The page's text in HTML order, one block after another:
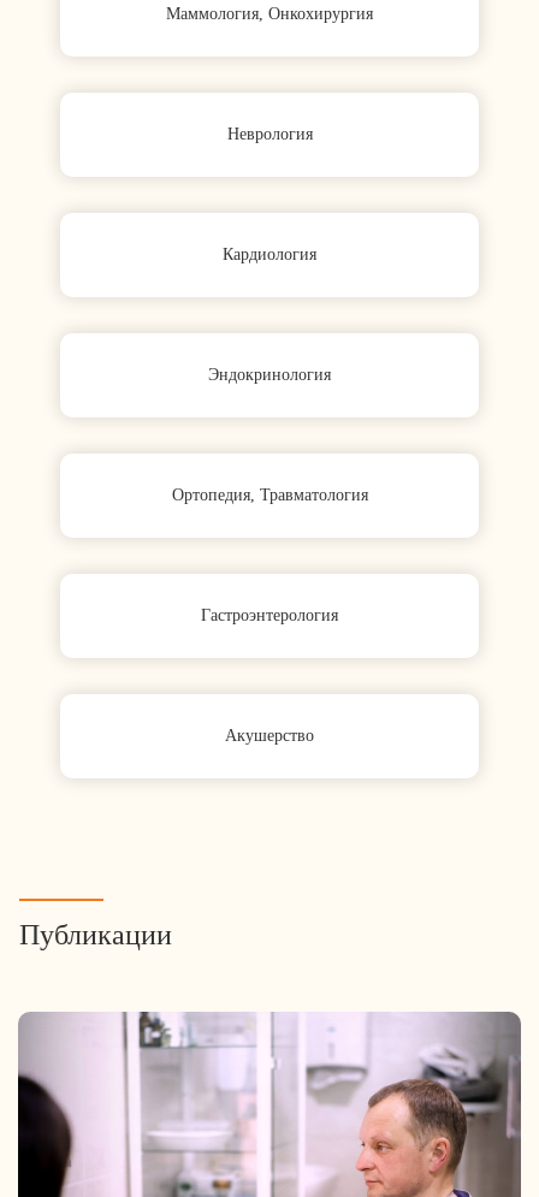
Маммология, Онкохирургия
Неврология
Кардиология
Эндокринология
Ортопедия, Травматология
Гастроэнтерология
Акушерство
Публикации